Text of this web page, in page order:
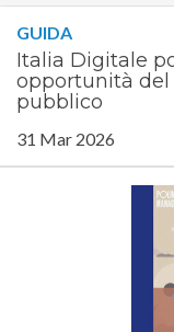
GUIDA
Italia Digitale
opportunità del
pubblico
31 Mar 2026